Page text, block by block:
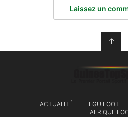
Laissez un
↑
ACTUALITÉ FEGUIFOOT
AFRIQUE